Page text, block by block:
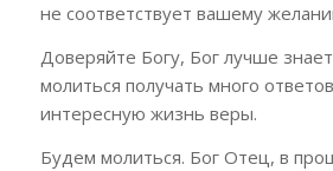
не соответствует вашему
Доверяйте Богу, Бог лучше
молиться получать много
интересную жизнь веры.
Будем молиться. Бог Отец, в